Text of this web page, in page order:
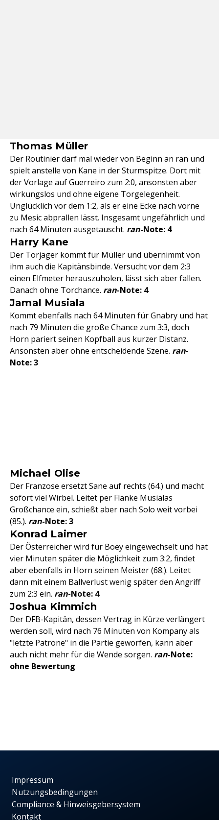
Thomas Müller
Der Routinier darf mal wieder von Beginn an ran und
spielt anstelle von Kane in der Sturmspitze. Dort mit
der Vorlage auf Guerreiro zum 2:0, ansonsten aber
wirkungslos und ohne eigene Torgelegenheit.
Unglücklich vor dem 1:2, als er eine Ecke nach vorne
zu Mesic abprallen lässt. Insgesamt ungefährlich und
nach 64 Minuten ausgetauscht. ran-Note: 4
Harry Kane
Der Torjäger kommt für Müller und übernimmt von
ihm auch die Kapitänsbinde. Versucht vor dem 2:3
einen Elfmeter herauszuholen, lässt sich aber fallen.
Danach ohne Torchance. ran-Note: 4
Jamal Musiala
Kommt ebenfalls nach 64 Minuten für Gnabry und hat
nach 79 Minuten die große Chance zum 3:3, doch
Horn pariert seinen Kopfball aus kurzer Distanz.
Ansonsten aber ohne entscheidende Szene. ran-
Note: 3
Michael Olise
Der Franzose ersetzt Sane auf rechts (64.) und macht
sofort viel Wirbel. Leitet per Flanke Musialas
Großchance ein, schießt aber nach Solo weit vorbei
(85.). ran-Note: 3
Konrad Laimer
Der Österreicher wird für Boey eingewechselt und hat
vier Minuten später die Möglichkeit zum 3:2, findet
aber ebenfalls in Horn seinen Meister (68.). Leitet
dann mit einem Ballverlust wenig später den Angriff
zum 2:3 ein. ran-Note: 4
Joshua Kimmich
Der DFB-Kapitän, dessen Vertrag in Kürze verlängert
werden soll, wird nach 76 Minuten von Kompany als
"letzte Patrone" in die Partie geworfen, kann aber
auch nicht mehr für die Wende sorgen. ran-Note:
ohne Bewertung
Impressum
Nutzungsbedingungen
Compliance & Hinweisgebersystem
Kontakt